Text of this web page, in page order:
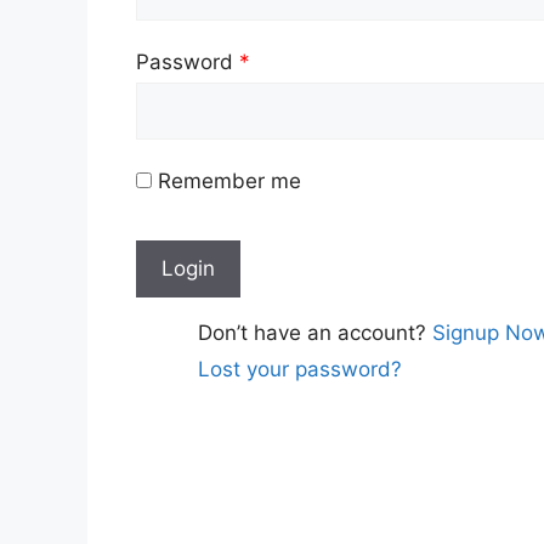
Password *
Remember me
Don’t have an account? Signup
Lost your password?